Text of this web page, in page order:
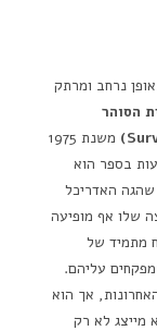
נרחב ומרתק
הסוהר
)
משנת 1975
הידועות בספר הוא
שהגה האדריכל
בסוף המאה ה-18 ושסקיצה שלו אף מופיעה
מתמיד של
עליהם.
אך הוא
לא רק